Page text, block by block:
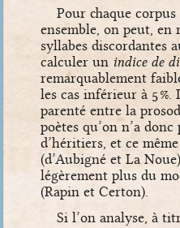
Pour chaque
ensemble, on peut,
syllabes discordantes
calculer un indice de
remarquablement
les cas inférieur à 5
parenté entre la
poètes qu’on n’a
d’héritiers, et ce
(d’Aubigné et La
légèrement plus du
(Rapin et Certon).
Si l’on analyse, à